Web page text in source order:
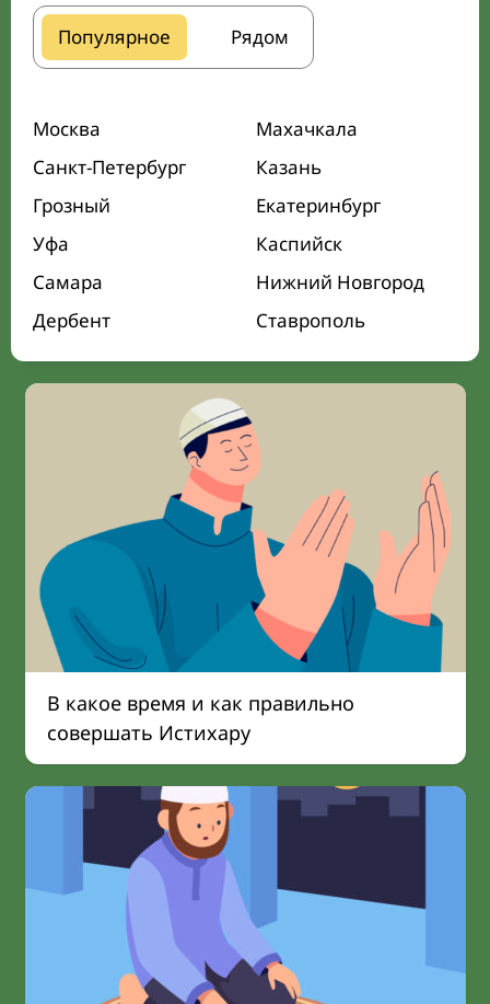
Популярное Рядом
Москва
Махачкала
Санкт-Петербург
Казань
Грозный
Екатеринбург
Уфа
Каспийск
Самара
Нижний Новгород
Дербент
Ставрополь
В какое время и как правильно
совершать Истихару